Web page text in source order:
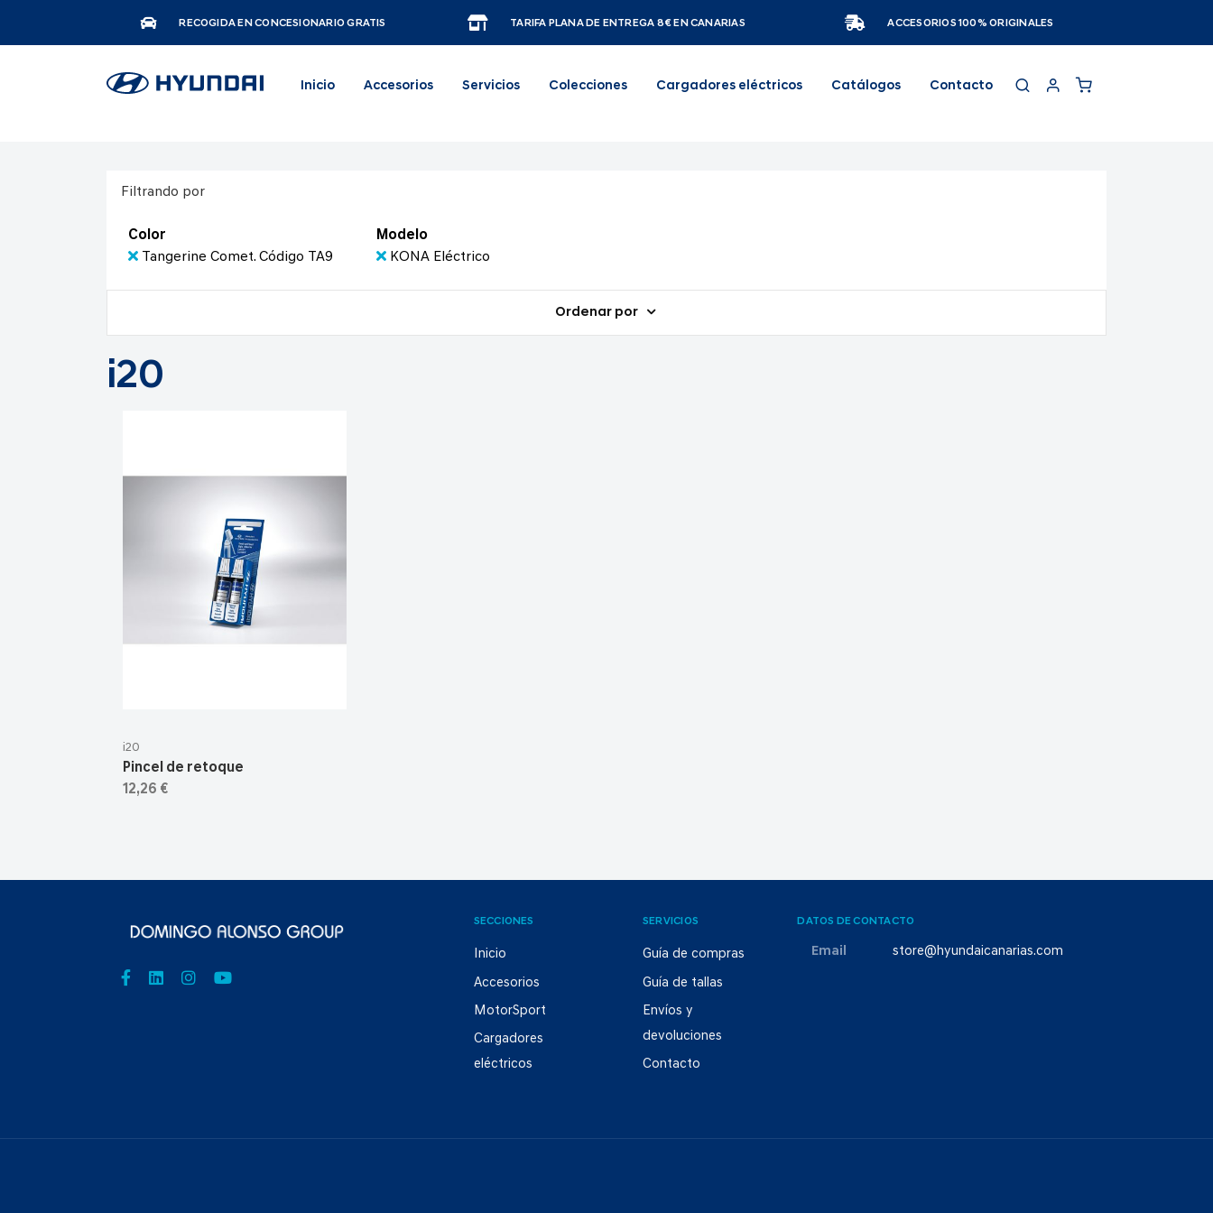
RECOGIDA EN CONCESIONARIO GRATIS TARIFA PLANA DE ENTREGA 8€ EN CANARIAS ACCESORIOS 100% ORIGINALES
Inicio Accesorios Servicios Colecciones Cargadores eléctricos Catálogos Contacto
Filtrando por
Color
Tangerine Comet. Código TA9
Modelo
KONA Eléctrico
Ordenar por
i20
i20
Pincel de retoque
12,26 €
SECCIONES
Inicio
Accesorios
MotorSport
Cargadores
eléctricos
SERVICIOS
Guía de compras
Guía de tallas
Envíos y
devoluciones
Contacto
DATOS DE CONTACTO
Email store@hyundaicanarias.com